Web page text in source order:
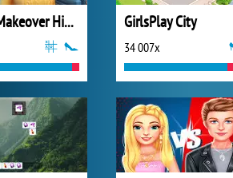
Home Makeover Hidden Object GirlsPlay City
34 007x